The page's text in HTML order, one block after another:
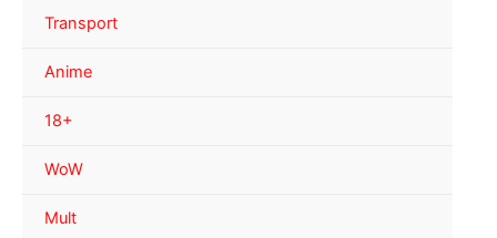
Transport
Anime
18+
WoW
Mult